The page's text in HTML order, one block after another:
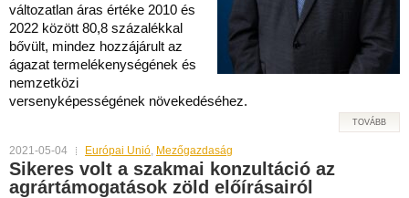
változatlan áras értéke 2010 és
2022 között 80,8 százalékkal
bővült, mindez hozzájárult az
ágazat termelékenységének és
nemzetközi
versenyképességének növekedéséhez.
TOVÁBB
2021-05-04 Európai Unió, Mezőgazdaság
Sikeres volt a szakmai konzultáció az
agrártámogatások zöld előírásairól